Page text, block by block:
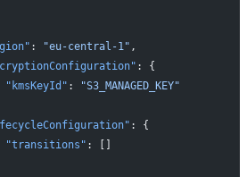
: "eu-central-1" ,
: {
"kmsKeyId"
:
"S3_MANAGED_KEY"
: {
"transitions"
: []